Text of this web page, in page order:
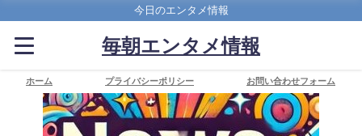
今日のエンタメ情報
毎朝エンタメ情報
ホーム プライバシーポリシー お問い合わせフォーム